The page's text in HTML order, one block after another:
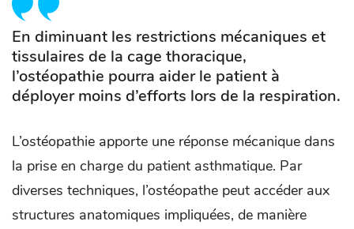
En diminuant les restrictions mécaniques et
tissulaires de la cage thoracique,
l’ostéopathie pourra aider le patient à
déployer moins d’efforts lors de la respiration.
L’ostéopathie apporte une réponse mécanique dans
la prise en charge du patient asthmatique. Par
diverses techniques, l’ostéopathe peut accéder aux
structures anatomiques impliquées, de manière